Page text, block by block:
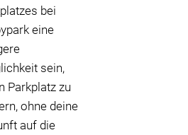
bei
eine
sein,
Parkplatz zu
ohne deine
auf die